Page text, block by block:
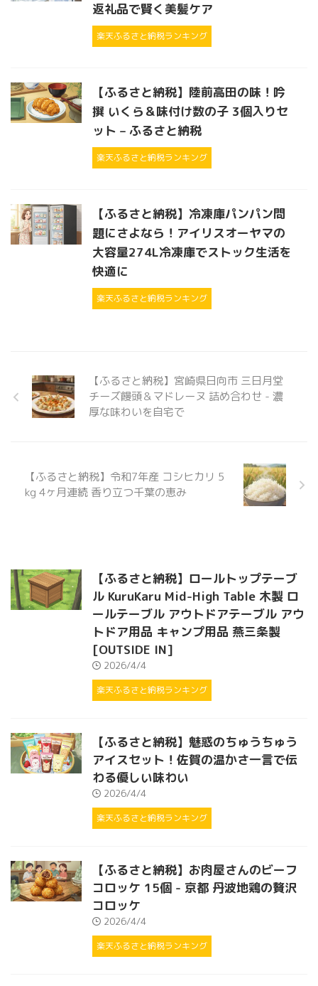
返礼品で賢く美髪ケア
楽天ふるさと納税ランキング
【ふるさと納税】陸前高田の味！吟
撰 いくら＆味付け数の子 3個入りセ
ット – ふるさと納税
楽天ふるさと納税ランキング
【ふるさと納税】冷凍庫パンパン問
題にさよなら！アイリスオーヤマの
大容量274L冷凍庫でストック生活を
快適に
楽天ふるさと納税ランキング
【ふるさと納税】宮崎県日向市 三日月堂
チーズ饅頭＆マドレーヌ 詰め合わせ - 濃
厚な味わいを自宅で
【ふるさと納税】令和7年産 コシヒカリ 5
kg 4ヶ月連続 香り立つ千葉の恵み
【ふるさと納税】ロールトップテーブ
ル KuruKaru Mid-High Table 木製 ロ
ールテーブル アウトドアテーブル アウ
トドア用品 キャンプ用品 燕三条製
[OUTSIDE IN]
2026/4/4
楽天ふるさと納税ランキング
【ふるさと納税】魅惑のちゅうちゅう
アイスセット！佐賀の温かさ一言で伝
わる優しい味わい
2026/4/4
楽天ふるさと納税ランキング
【ふるさと納税】お肉屋さんのビーフ
コロッケ 15個 - 京都 丹波地鶏の贅沢
コロッケ
2026/4/4
楽天ふるさと納税ランキング